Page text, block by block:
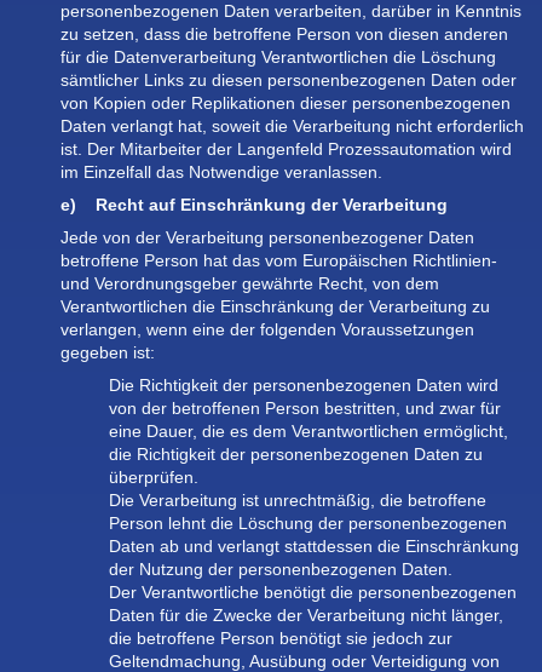
personenbezogenen Daten verarbeiten, darüber in Kenntnis
zu setzen, dass die betroffene Person von diesen anderen
für die Datenverarbeitung Verantwortlichen die Löschung
sämtlicher Links zu diesen personenbezogenen Daten oder
von Kopien oder Replikationen dieser personenbezogenen
Daten verlangt hat, soweit die Verarbeitung nicht erforderlich
ist. Der Mitarbeiter der Langenfeld Prozessautomation wird
im Einzelfall das Notwendige veranlassen.
e) Recht auf Einschränkung der Verarbeitung
Jede von der Verarbeitung personenbezogener Daten
betroffene Person hat das vom Europäischen Richtlinien-
und Verordnungsgeber gewährte Recht, von dem
Verantwortlichen die Einschränkung der Verarbeitung zu
verlangen, wenn eine der folgenden Voraussetzungen
gegeben ist:
Die Richtigkeit der personenbezogenen Daten wird
von der betroffenen Person bestritten, und zwar für
eine Dauer, die es dem Verantwortlichen ermöglicht,
die Richtigkeit der personenbezogenen Daten zu
überprüfen.
Die Verarbeitung ist unrechtmäßig, die betroffene
Person lehnt die Löschung der personenbezogenen
Daten ab und verlangt stattdessen die Einschränkung
der Nutzung der personenbezogenen Daten.
Der Verantwortliche benötigt die personenbezogenen
Daten für die Zwecke der Verarbeitung nicht länger,
die betroffene Person benötigt sie jedoch zur
Geltendmachung, Ausübung oder Verteidigung von